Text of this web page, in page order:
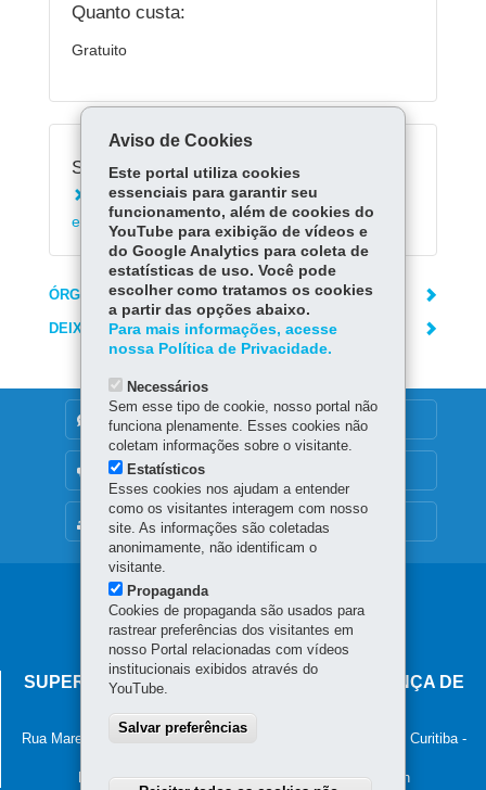
Quanto custa:
Gratuito
Serviços Relacionados:
Solicitar restituição de taxa ou de pagamento
em duplicidade
ÓRGÃO RESPONSÁVEL
DEIXE SUA OPINIÃO
MAPA DO SITE
DENUNCIE CORRUPÇÃO
OUVIDORIA
Navegação
principal
SUPERINTENDÊNCIA-GERAL DE GOVERNANÇA DE
Rua Marechal Deodoro, 806, 13º andar - Centro Curitiba -
Horário de atendimento: 8h30 às 12h e 13h30 às 18h
Aviso de Cookies
Este portal utiliza cookies
essenciais para garantir seu
funcionamento, além de cookies do
YouTube para exibição de vídeos e
do Google Analytics para coleta de
estatísticas de uso. Você pode
escolher como tratamos os cookies
a partir das opções abaixo.
Para mais informações, acesse
nossa Política de Privacidade.
Necessários
Sem esse tipo de cookie, nosso portal não
funciona plenamente. Esses cookies não
coletam informações sobre o visitante.
Estatísticos
Esses cookies nos ajudam a entender
como os visitantes interagem com nosso
site. As informações são coletadas
anonimamente, não identificam o
visitante.
Propaganda
Cookies de propaganda são usados para
rastrear preferências dos visitantes em
nosso Portal relacionadas com vídeos
institucionais exibidos através do
YouTube.
Salvar preferências